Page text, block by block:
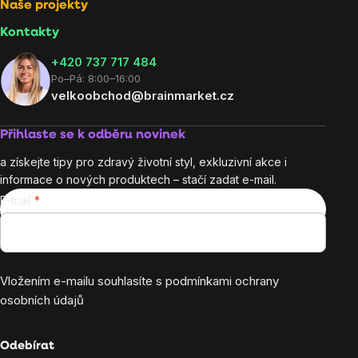
Naše projekty
Kontakty
+420 737 717 484
Po–Pá: 8:00–16:00
velkoobchod@brainmarket.cz
Přihlaste se k odběru novinek
a získejte tipy pro zdravý životní styl, exkluzivní akce i
informace o nových produktech – stačí zadat e-mail.
E-mail
Vložením e-mailu souhlasíte s podmínkami ochrany
osobních údajů
Odebírat